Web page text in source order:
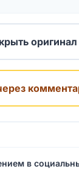
оригинал
в